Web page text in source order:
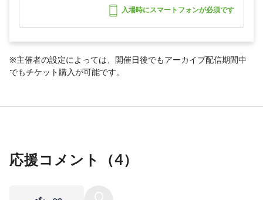
入場時にスマートフォンが必須です
※主催者の設定によっては、開催日後でもアーカイブ配信期間中
でもチケット購入が可能です。
応援コメント（4）